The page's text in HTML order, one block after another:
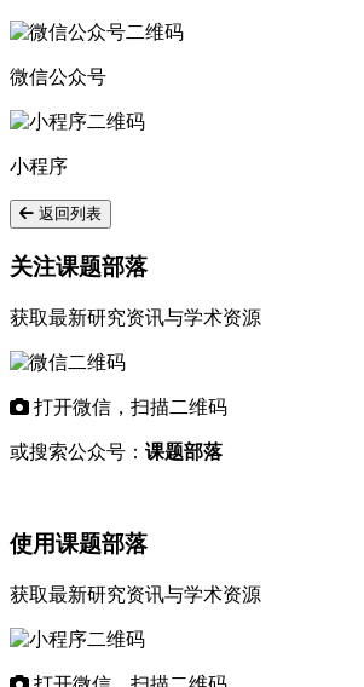
微信公众号
小程序
返回列表
关注课题部落
获取最新研究资讯与学术资源
打开微信，扫描二维码
或搜索公众号： 课题部落
使用课题部落
获取最新研究资讯与学术资源